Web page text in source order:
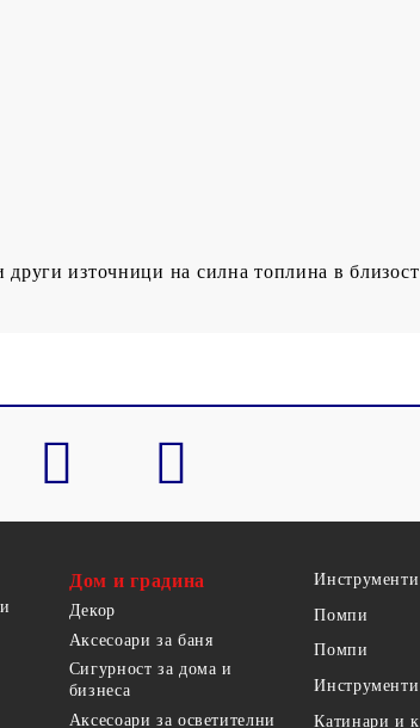
източници на силна топлина в
Дом и градина
Декор
Аксесоари за баня
Сигурност за дома и
бизнеса
Аксесоари за осветителни
Инструменти
Помпи
Помпи
Инструменти
Катинари и